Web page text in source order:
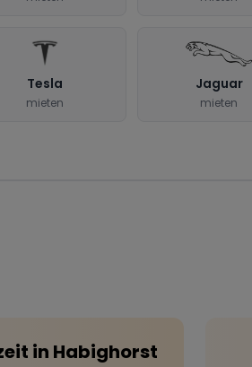
Tesla
mieten
Jaguar
mieten
in Habighorst